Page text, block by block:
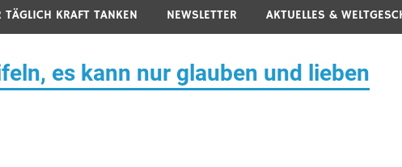
TÄGLICH KRAFT TANKEN NEWSLETTER AKTUELLES &
es kann nur glauben und lieben